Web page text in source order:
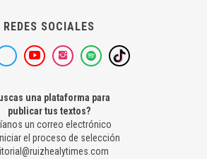
REDES SOCIALES
una plataforma para
publicar tus textos?
un correo electrónico
el proceso de selección